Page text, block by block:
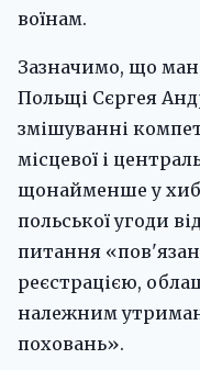
воїнам.
Зазначимо, що
Польщі Сєргея
змішуванні
місцевої і
щонайменше у
польської угоди
питання
реєстрацією,
належним
поховань».